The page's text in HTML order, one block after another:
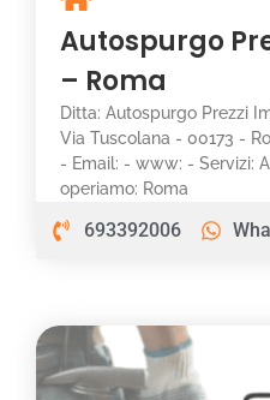
Autospurgo
– Roma
Ditta: Autospurgo Prezzi
Via Tuscolana - 00173 -
- Email: - www: - Servizi:
operiamo: Roma
693392006